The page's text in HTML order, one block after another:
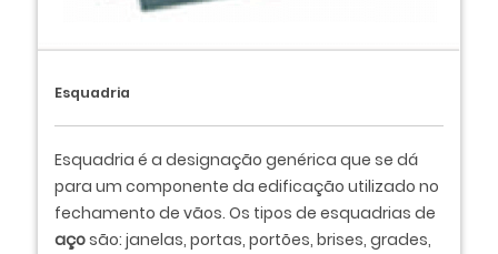
Esquadria
Esquadria é a designação genérica que se dá
para um componente da edificação utilizado no
fechamento de vãos. Os tipos de esquadrias de
açosão: janelas, portas, portões, brises, grades,